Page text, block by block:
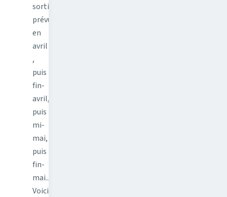
sortie
prévue
en
avril
,
puis
fin-
avril,
puis
mi-
mai,
puis
fin-
mai...
Voici